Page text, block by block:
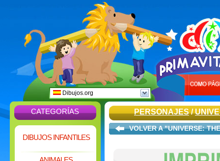
Dibujos.org
CATEGORÍAS
DIBUJOS INFANTILES
PERSONAJES/
VOLVER A "UNIVERSE: